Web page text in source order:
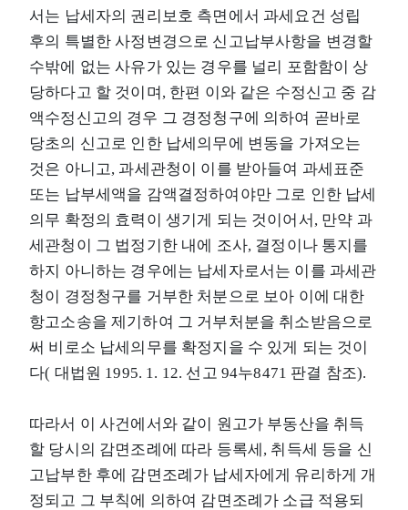
서는 납세자의 권리보호 측면에서 과세요건 성립
후의 특별한 사정변경으로 신고납부사항을 변경할
수밖에 없는 사유가 있는 경우를 널리 포함함이 상
당하다고 할 것이며, 한편 이와 같은 수정신고 중 감
액수정신고의 경우 그 경정청구에 의하여 곧바로
당초의 신고로 인한 납세의무에 변동을 가져오는
것은 아니고, 과세관청이 이를 받아들여 과세표준
또는 납부세액을 감액결정하여야만 그로 인한 납세
의무 확정의 효력이 생기게 되는 것이어서, 만약 과
세관청이 그 법정기한 내에 조사, 결정이나 통지를
하지 아니하는 경우에는 납세자로서는 이를 과세관
청이 경정청구를 거부한 처분으로 보아 이에 대한
항고소송을 제기하여 그 거부처분을 취소받음으로
써 비로소 납세의무를 확정지을 수 있게 되는 것이
다( 대법원 1995. 1. 12. 선고 94누8471 판결 참조).
따라서 이 사건에서와 같이 원고가 부동산을 취득
할 당시의 감면조례에 따라 등록세, 취득세 등을 신
고납부한 후에 감면조례가 납세자에게 유리하게 개
정되고 그 부칙에 의하여 감면조례가 소급 적용되